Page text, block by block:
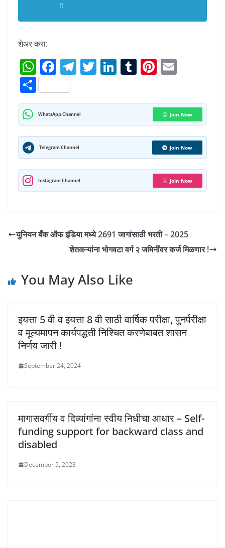
!!
शेअर करा:
W
h
at
s
A
p
p
F
a
c
e
b
o
o
k
T
e
gr
a
m
T
itt
Li
k
dI
T
m
r
Pi
er
e
st
ai
l
S
h
ar
e
WhatsApp Channel Join Now
Telegram Channel Join Now
Instagram Channel Join Now
युनियन बँक ऑफ इंडिया मध्ये 2691 जागांसाठी भरती – 2025
शेतकऱ्यांना भोगवटा वर्ग २ जमिनींवर कर्ज मिळणार !
You May Also Like
इयत्ता 5 वी व इयत्ता 8 वी साठी वार्षिक परीक्षा, पुनर्परीक्षा
व मूल्यमापन कार्यपद्धती निश्चित करणेबाबत शासन
निर्णय जारी !
September 24, 2024
मागासवर्गीय व दिव्यांगांना स्वीय निधीचा आधार – Self-
funding support for backward class and
disabled
December 5, 2023